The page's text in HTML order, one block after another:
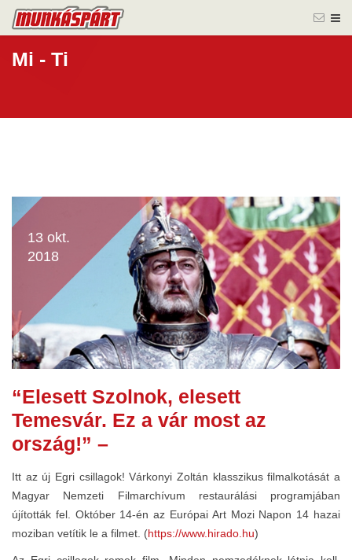
Mi - Ti
13 okt.
2018
“Elesett Szolnok, elesett
Temesvár. Ez a vár most az
ország!” –
Itt az új Egri csillagok! Várkonyi Zoltán klasszikus filmalkotását a
Magyar Nemzeti Filmarchívum restaurálási programjában
újították fel. Október 14-én az Európai Art Mozi Napon 14 hazai
moziban vetítik le a filmet. (https://www.hirado.hu)